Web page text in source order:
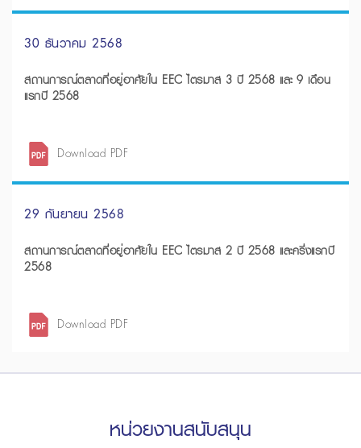
30 ธันวาคม 2568
สถานการณ์ตลาดที่อยู่อาศัยใน EEC ไตรมาส 3 ปี 2568 และ 9 เดือน
แรกปี 2568
Download PDF
29 กันยายน 2568
สถานการณ์ตลาดที่อยู่อาศัยใน EEC ไตรมาส 2 ปี 2568 และครึ่งแรกปี
2568
Download PDF
หน่วยงานสนับสนุน